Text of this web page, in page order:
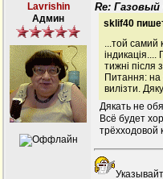
Lavrishin
Админ
Re:
sklif40
...той самий
тижні після
Питання: на
вилізти.
Дякать не
Всё будет
трёхходовой